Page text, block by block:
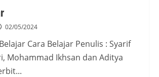
02/05/2024
Cara Belajar Penulis : Syarif
Mohammad Ikhsan dan Aditya